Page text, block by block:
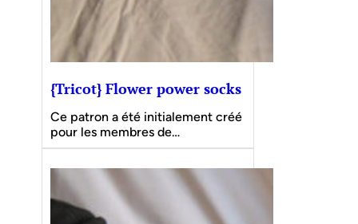
{Tricot} Flower power socks
Ce patron a été initialement créé
pour les membres de…